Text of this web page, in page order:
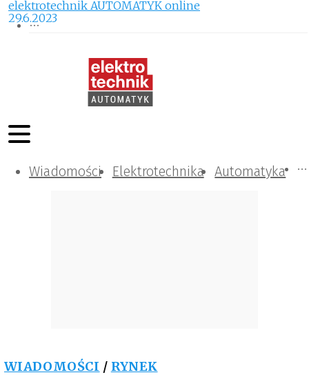
Wiadomości Elektrotechnika Automatyka
Komunikacja i IT
Kontrola
Tematy specjalne
WIADOMOŚCI / RYNEK
elektrotechnik AUTOMATYK online
29.6.2023